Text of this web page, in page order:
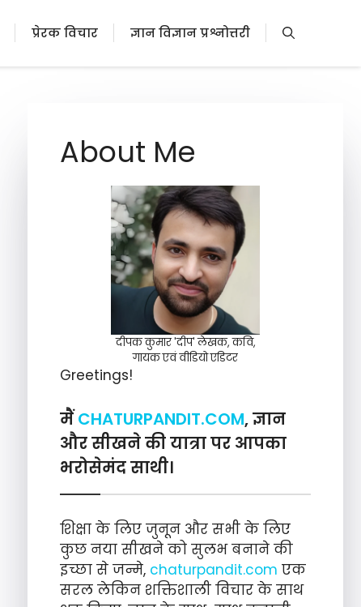
प्रेरक विचार ज्ञान विज्ञान प्रश्नोत्तरी
About Me
दीपक कुमार 'दीप' लेखक, कवि,
गायक एवं वीडियो एडिटर
Greetings!
मैं CHATURPANDIT.COM, ज्ञान
और सीखने की यात्रा पर आपका
भरोसेमंद साथी।
शिक्षा के लिए जुनून और सभी के लिए
कुछ नया सीखने को सुलभ बनाने की
इच्छा से जन्मे, chaturpandit.com एक
सरल लेकिन शक्तिशाली विचार के साथ